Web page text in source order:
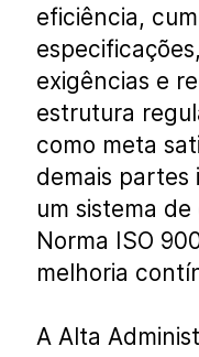
eficiência,
exigências e
estrutura
como meta
demais partes
um sistema
Norma ISO
melhoria
A Alta